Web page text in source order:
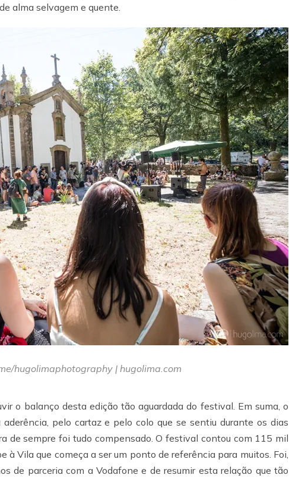
alma selvagem e quente.
hugolimaphotography | hugolima.com
o balanço desta edição tão aguardada do festival. Em suma, o
pelo cartaz e pelo colo que se sentiu durante os dias
de sempre foi tudo compensado. O festival contou com 115 mil
à Vila que começa a ser um ponto de referência para muitos. Foi,
de parceria com a Vodafone e de resumir esta relação que tão